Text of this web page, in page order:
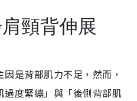
頸背伸展
是背部肌力不足，然而，
度緊繃」與「後側背部肌